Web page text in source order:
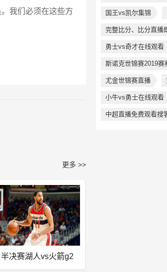
我们必须在这些方
更多 >>
半决赛湖人vs火箭g2
国王vs凯尔集锦
完整比分、比分直播
勇士vs奇才在线观看
斯诺克世锦赛2019赛
尤金世锦赛直播
小牛vs勇士在线观看
中超直播免费观看搜